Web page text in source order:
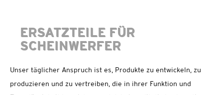
ERSATZTEILE FÜR
SCHEINWERFER
Unser täglicher Anspruch ist es, Produkte zu entwickeln, zu
produzieren und zu vertreiben, die in ihrer Funktion und